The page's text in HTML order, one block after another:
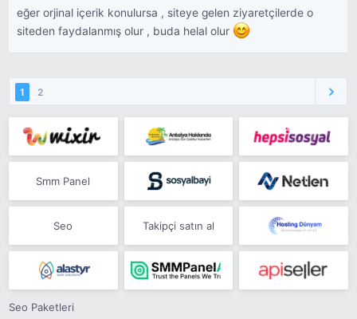
eğer orjinal içerik konulursa , siteye gelen ziyaretçilerde o
siteden faydalanmış olur , buda helal olur
1 2
Smm Panel
Seo Takipçi satın al
Seo Paketleri